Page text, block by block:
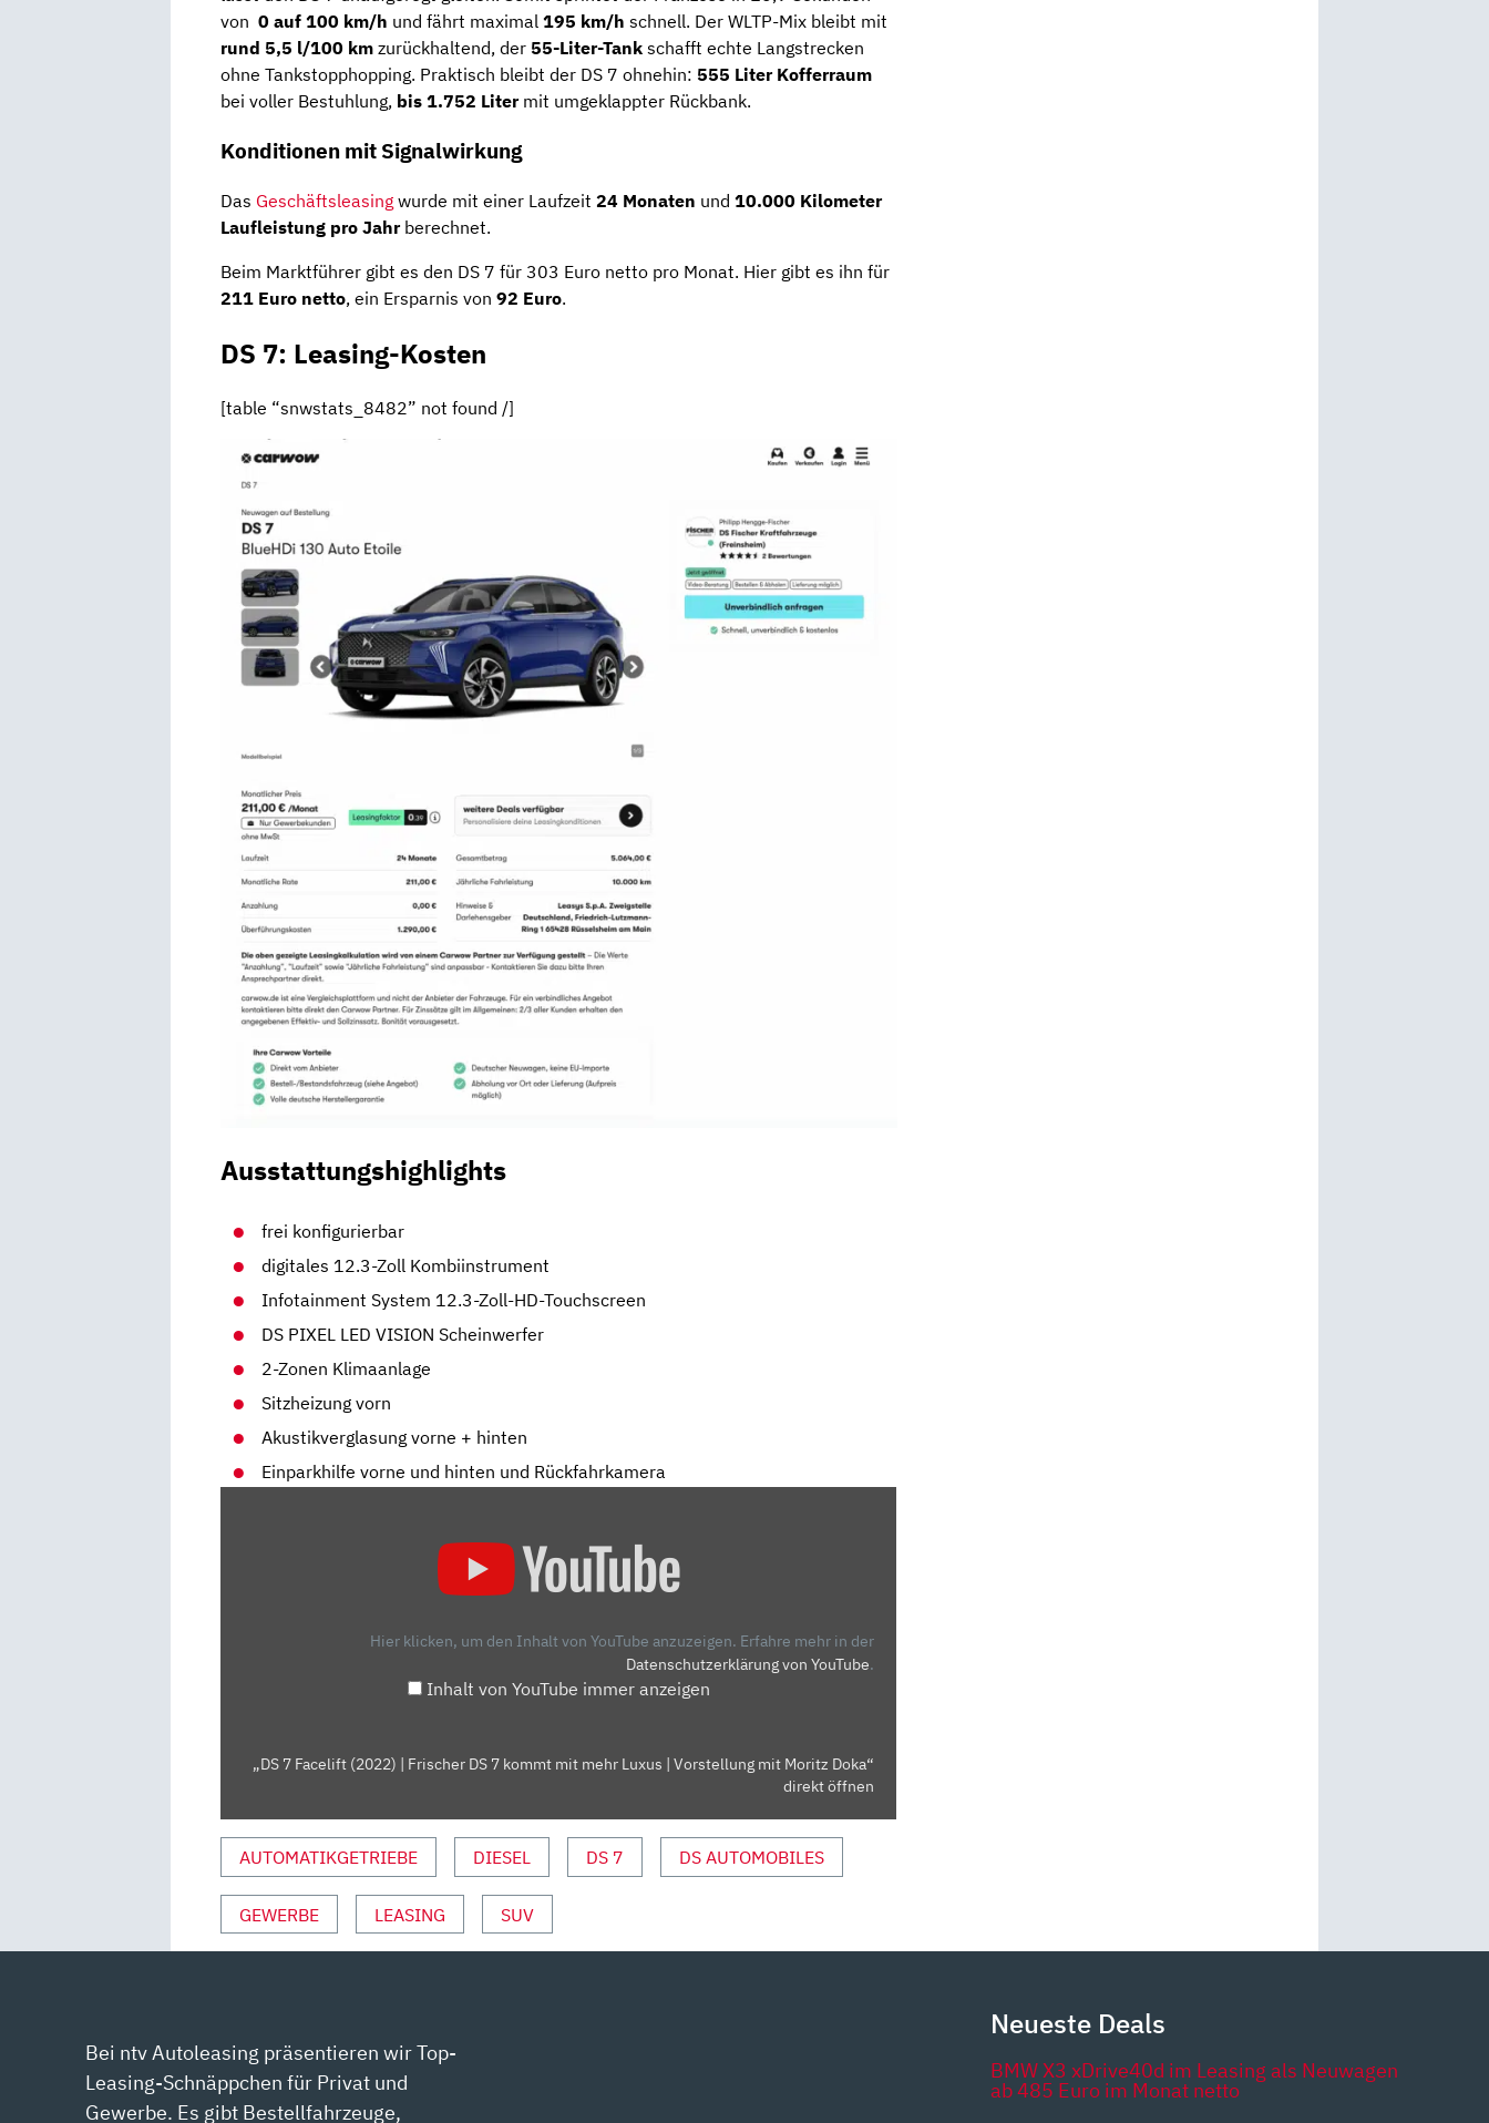
von 0 auf 100 km/h und fährt maximal 195 km/h schnell. Der WLTP-Mix bleibt mit
rund 5,5 l/100 km zurückhaltend, der 55-Liter-Tank schafft echte Langstrecken
ohne Tankstopphopping. Praktisch bleibt der DS 7 ohnehin: 555 Liter Kofferraum
bei voller Bestuhlung, bis 1.752 Litermit umgeklappter Rückbank.
Konditionen mit Signalwirkung
Das Geschäftsleasing wurde mit einer Laufzeit 24 Monaten und 10.000 Kilometer
Laufleistung pro Jahrberechnet.
Beim Marktführer gibt es den DS 7 für 303 Euro netto pro Monat. Hier gibt es ihn für
211 Euro netto, ein Ersparnis von 92 Euro.
DS 7: Leasing-Kosten
[table “snwstats_8482” not found /]
Ausstattungshighlights
frei konfigurierbar
digitales 12.3-Zoll Kombiinstrument
Infotainment System 12.3-Zoll-HD-Touchscreen
DS PIXEL LED VISION Scheinwerfer
2-Zonen Klimaanlage
Sitzheizung vorn
Akustikverglasung vorne + hinten
Einparkhilfe vorne und hinten und Rückfahrkamera
MEHR
|
VORSTELLUNG
MIT
MORITZ
DOKA“
VON
Hier klicken, um den Inhalt von YouTube anzuzeigen. Erfahre mehr in der
Datenschutzerklärung von YouTube.
Inhalt von YouTube immer anzeigen
„DS 7 Facelift (2022) | Frischer DS 7 kommt mit mehr Luxus | Vorstellung mit Moritz Doka“
direkt öffnen
AUTOMATIKGETRIEBE DIESEL DS 7 DS AUTOMOBILES
GEWERBE LEASING SUV
Bei ntv Autoleasing präsentieren wir Top-
Leasing-Schnäppchen für Privat und
Gewerbe. Es gibt Bestellfahrzeuge,
Neueste Deals
BMW X3 xDrive40d im Leasing als Neuwagen
ab 485 Euro im Monat netto